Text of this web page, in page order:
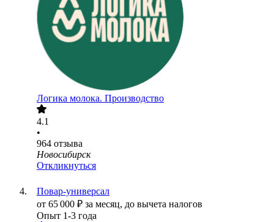
Логика молока. Производство
4.1
•
964 отзыва
Новосибирск
Откликнуться
Повар-универсал
от 65 000 ₽ за месяц, до вычета налогов
Опыт 1-3 года